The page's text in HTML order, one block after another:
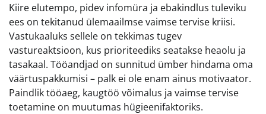
Kiire elutempo, pidev infomüra ja ebakindlus tuleviku
ees on tekitanud ülemaailmse vaimse tervise kriisi.
Vastukaaluks sellele on tekkimas tugev
vastureaktsioon, kus prioriteediks seatakse heaolu ja
tasakaal. Tööandjad on sunnitud ümber hindama oma
väärtuspakkumisi – palk ei ole enam ainus motivaator.
Paindlik tööaeg, kaugtöö võimalus ja vaimse tervise
toetamine on muutumas hügieenifaktoriks.